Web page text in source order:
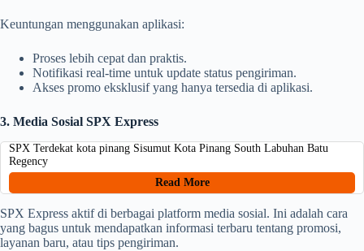
Keuntungan menggunakan aplikasi:
Proses lebih cepat dan praktis.
Notifikasi real-time untuk update status pengiriman.
Akses promo eksklusif yang hanya tersedia di aplikasi.
3. Media Sosial SPX Express
SPX Terdekat kota pinang Sisumut Kota Pinang South Labuhan Batu
Regency
Read More
SPX Express aktif di berbagai platform media sosial. Ini adalah cara
yang bagus untuk mendapatkan informasi terbaru tentang promosi,
layanan baru, atau tips pengiriman.